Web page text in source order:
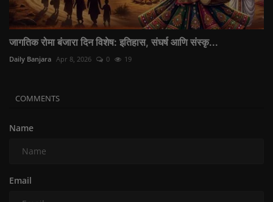
जागतिक रोमा बंजारा दिन विशेष: इतिहास, संघर्ष आणि संस्कृ...
Daily Banjara Apr 8, 2026 0 19
COMMENTS
Name
Email